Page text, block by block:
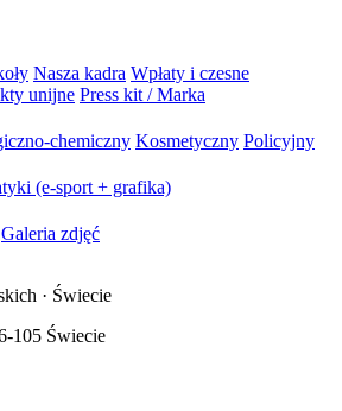
Nasza kadra Wpłaty i czesne
unijne Press kit / Marka
chemiczny Kosmetyczny Policyjny
(e-sport + grafika)
Galeria zdjęć
· Świecie
105 Świecie